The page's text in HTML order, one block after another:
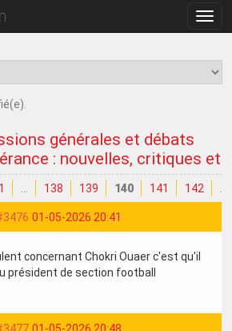
la
générales et débats
: nouvelles, critiques et
1 138 139 140 141 142
01-05-2026 20:41
concernant Chokri Ouaer c'est qu'il
président de section football
01-05-2026 20:48